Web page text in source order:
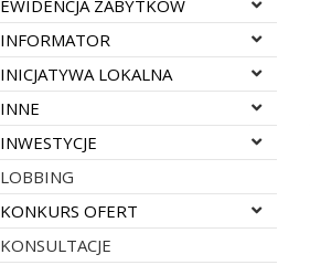
Rozwiń menu
EWIDENCJA ZABYTKÓW
Rozwiń menu
INFORMATOR
Rozwiń menu
INICJATYWA LOKALNA
Rozwiń menu
INNE
Rozwiń menu
INWESTYCJE
LOBBING
Rozwiń menu
KONKURS OFERT
KONSULTACJE